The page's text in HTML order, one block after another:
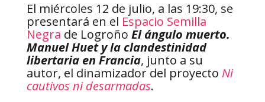
El miércoles 12 de julio, a las 19:30, se
presentará en el Espacio Semilla
Negra de Logroño El ángulo muerto.
Manuel Huet y la clandestinidad
libertaria en Francia, junto a su
autor, el dinamizador del proyecto Ni
cautivos ni desarmadas.